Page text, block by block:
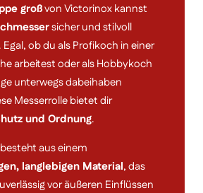
großvon Victorinox kannst
sicher und stilvoll
ob du als Profikoch in einer
arbeitest oder als Hobbykoch
unterwegs dabeihaben
Messerrolle bietet dir
und Ordnung.
aus einem
langlebigen Material, das
vor äußeren Einflüssen